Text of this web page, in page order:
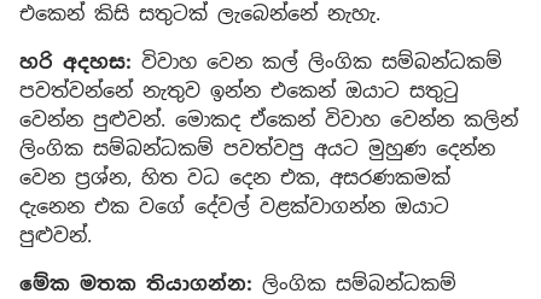
එකෙන් කිසි සතුටක් ලැබෙන්නේ නැහැ.
හරි අදහස: විවාහ වෙන කල් ලිංගික සම්බන්ධකම්
පවත්වන්නේ නැතුව ඉන්න එකෙන් ඔයාට සතුටු
වෙන්න පුළුවන්. මොකද ඒකෙන් විවාහ වෙන්න කලින්
ලිංගික සම්බන්ධකම් පවත්වපු අයට මුහුණ දෙන්න
වෙන ප්‍රශ්න, හිත වධ දෙන එක, අසරණකමක්
දැනෙන එක වගේ දේවල් වළක්වාගන්න ඔයාට
පුළුවන්.
මේක මතක තියාගන්න: ලිංගික සම්බන්ධකම්